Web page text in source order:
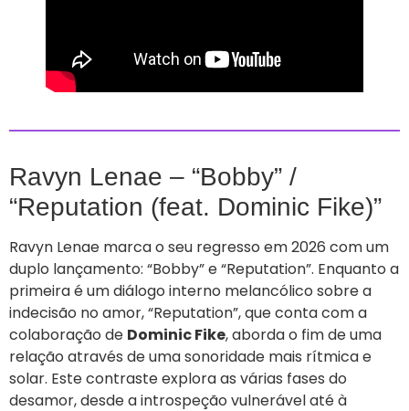
Ravyn Lenae – “Bobby” /
“Reputation (feat. Dominic Fike)”
Ravyn Lenae marca o seu regresso em 2026 com um
duplo lançamento: “Bobby” e “Reputation”. Enquanto a
primeira é um diálogo interno melancólico sobre a
indecisão no amor, “Reputation”, que conta com a
colaboração de Dominic Fike, aborda o fim de uma
relação através de uma sonoridade mais rítmica e
solar. Este contraste explora as várias fases do
desamor, desde a introspeção vulnerável até à